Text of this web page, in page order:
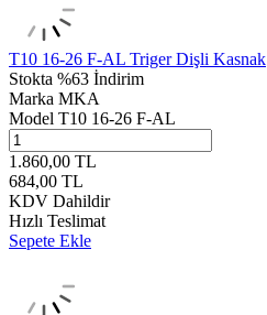
T10 16-26 F-AL Triger Dişli Kasnak
Stokta %63 İndirim
Marka MKA
Model T10 16-26 F-AL
1.860,00 TL
684,00 TL
KDV Dahildir
Hızlı Teslimat
Sepete Ekle